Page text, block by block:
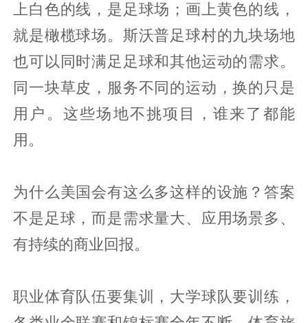
上白色的线，是足球场；画上黄色的线，
就是橄榄球场。斯沃普足球村的九块场地
也可以同时满足足球和其他运动的需求。
同一块草皮，服务不同的运动，换的只是
用户。这些场地不挑项目，谁来了都能
用。
为什么美国会有这么多这样的设施？答案
不是足球，而是需求量大、应用场景多、
有持续的商业回报。
职业体育队伍要集训，大学球队要训练，